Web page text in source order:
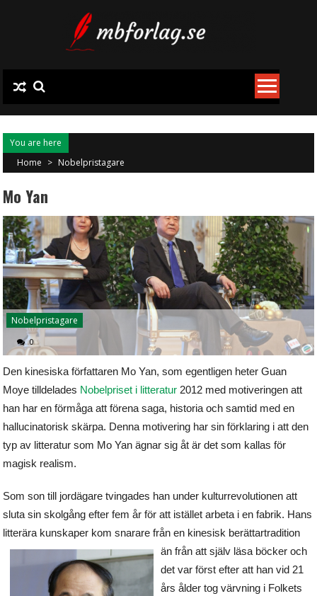
You are here
Home > Nobelpristagare
Mo Yan
Nobelpristagare
0
Den kinesiska författaren Mo Yan, som egentligen heter Guan
Moye tilldelades Nobelpriset i litteratur 2012 med motiveringen att
han har en förmåga att förena saga, historia och samtid med en
hallucinatorisk skärpa. Denna motivering har sin förklaring i att den
typ av litteratur som Mo Yan ägnar sig åt är det som kallas för
magisk realism.
Som son till jordägare tvingades han under kulturrevolutionen att
sluta sin skolgång efter fem år för att istället arbeta i en fabrik. Hans
litterära kunskaper kom snarare från en kinesisk berättartradition
än från att själv läsa böcker och
det var först efter att han vid 21
års ålder tog värvning i Folkets